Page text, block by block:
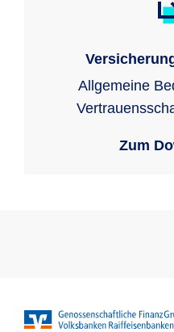
Allgemeine
Zum